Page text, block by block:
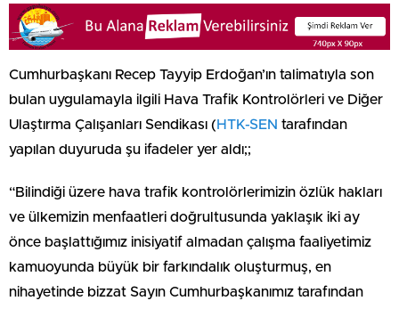
Cumhurbaşkanı Recep Tayyip Erdoğan’ın talimatıyla son
bulan uygulamayla ilgili Hava Trafik Kontrolörleri ve Diğer
Ulaştırma Çalışanları Sendikası (HTK-SEN tarafından
yapılan duyuruda şu ifadeler yer aldı;;
“Bilindiği üzere hava trafik kontrolörlerimizin özlük hakları
ve ülkemizin menfaatleri doğrultusunda yaklaşık iki ay
önce başlattığımız inisiyatif almadan çalışma faaliyetimiz
kamuoyunda büyük bir farkındalık oluşturmuş, en
nihayetinde bizzat Sayın Cumhurbaşkanımız tarafından